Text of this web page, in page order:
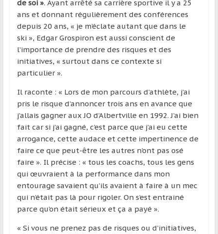
de soi ». Ayant arrêté sa carrière sportive il y a 25
ans et donnant régulièrement des conférences
depuis 20 ans, « je m’éclate autant que dans le
ski », Edgar Grospiron est aussi conscient de
l’importance de prendre des risques et des
initiatives, « surtout dans ce contexte si
particulier ».
Il raconte : « Lors de mon parcours d’athlète, j’ai
pris le risque d’annoncer trois ans en avance que
j’allais gagner aux JO d’Albertville en 1992. J’ai bien
fait car si j’ai gagné, c’est parce que j’ai eu cette
arrogance, cette audace et cette impertinence de
faire ce que peut-être les autres n’ont pas osé
faire ». Il précise : « tous les coachs, tous les gens
qui œuvraient à la performance dans mon
entourage savaient qu’ils avaient à faire à un mec
qui n’était pas là pour rigoler. On s’est entrainé
parce qu’on était sérieux et ça a payé ».
« Si vous ne prenez pas de risques ou d’initiatives,